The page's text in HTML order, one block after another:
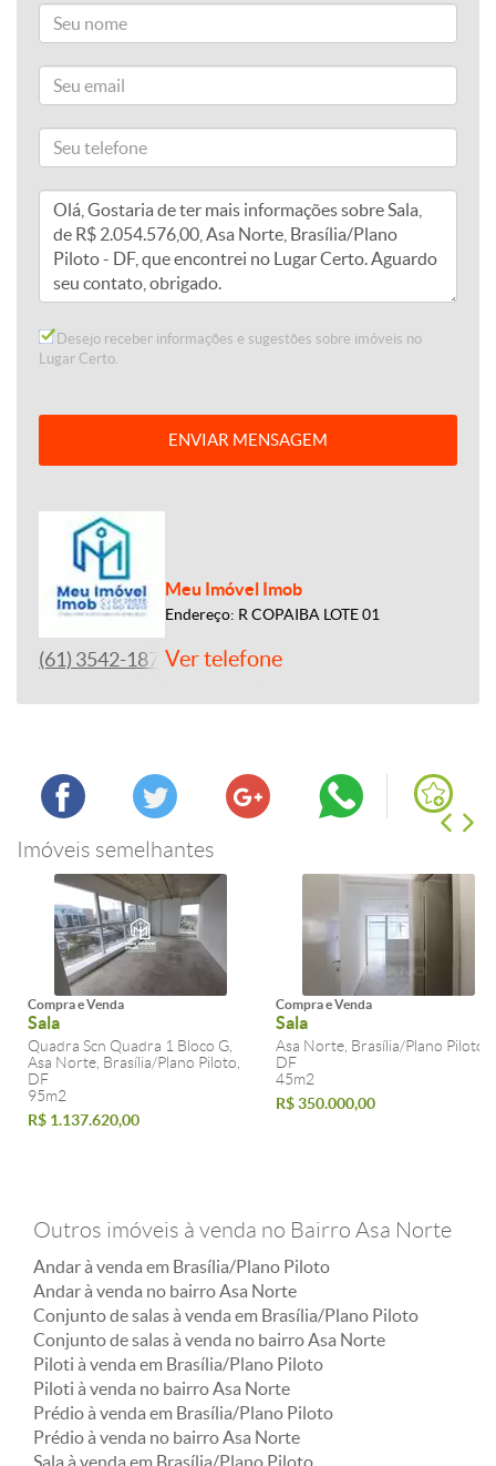
Desejo receber informações e sugestões sobre imóveis no
Lugar Certo.
ENVIAR MENSAGEM
Meu Imóvel Imob
Endereço: R COPAIBA LOTE 01
(61) 3542-1877Ver telefone
Imóveis semelhantes
Compra e Venda
Sala
Quadra Scn Quadra 1 Bloco G,
Asa Norte, Brasília/Plano Piloto,
DF
95m2
R$ 1.137.620,00
Compra e Venda
Sala
Asa Norte, Brasília/Plano Piloto,
DF
45m2
R$ 350.000,00
Outros imóveis à venda no Bairro Asa Norte
Andar à venda em Brasília/Plano Piloto
Andar à venda no bairro Asa Norte
Conjunto de salas à venda em Brasília/Plano Piloto
Conjunto de salas à venda no bairro Asa Norte
Piloti à venda em Brasília/Plano Piloto
Piloti à venda no bairro Asa Norte
Prédio à venda em Brasília/Plano Piloto
Prédio à venda no bairro Asa Norte
Sala à venda em Brasília/Plano Piloto